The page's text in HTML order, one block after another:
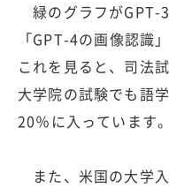
緑のグラフがGPT-
「GPT-4の画像認識
これを見ると、司法
大学院の試験でも語
20％に入っています。
また、米国の大学